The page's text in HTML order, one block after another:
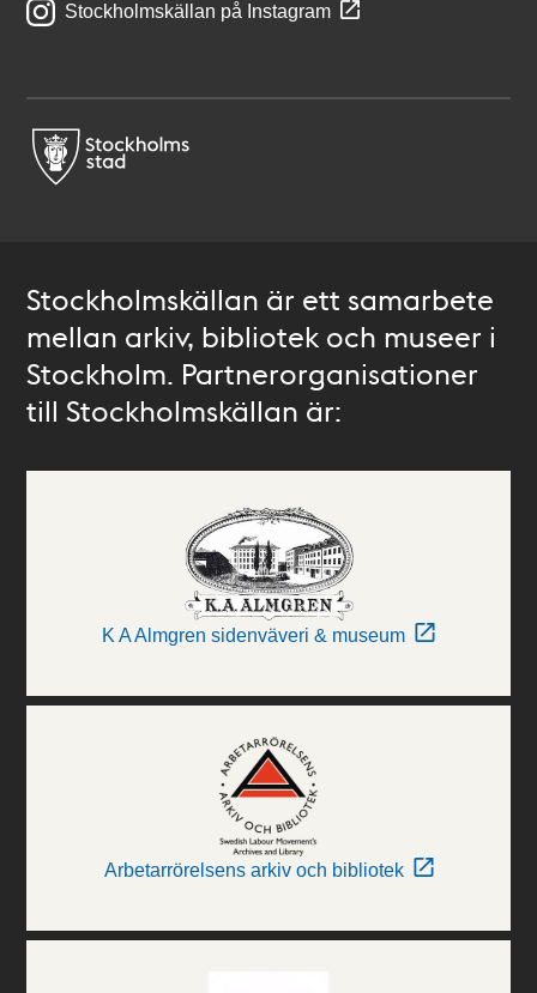
Stockholmskällan på Instagram
Stockholmskällan är ett samarbete
mellan arkiv, bibliotek och museer i
Stockholm. Partnerorganisationer
till Stockholmskällan är:
K A Almgren sidenväveri & museum
Arbetarrörelsens arkiv och bibliotek